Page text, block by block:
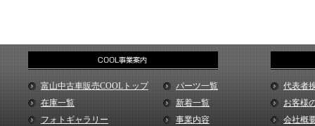
富山中古車販売COOLトップ
パーツ一覧
在庫一覧
新着一覧
フォトギャラリー
事業内容
代表者
お客様
会社概